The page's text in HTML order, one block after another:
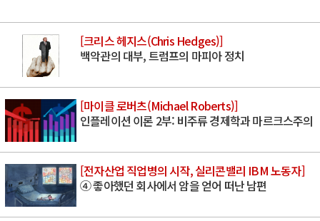
[크리스 헤지스(Chris Hedges)]
백악관의 대부, 트럼프의 마피아 정치
[마이클 로버츠(Michael Roberts)]
인플레이션 이론 2부: 비주류 경제학과 마르크스주의
[전자산업 직업병의 시작, 실리콘밸리 IBM 노동자]
④ 좋아했던 회사에서 암을 얻어 떠난 남편